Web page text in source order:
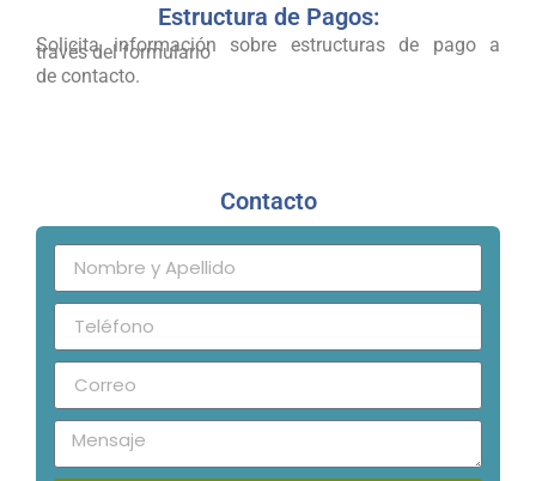
Estructura de Pagos:
Solicita información sobre estructuras de pago a
través del formulario
de contacto.
Contacto